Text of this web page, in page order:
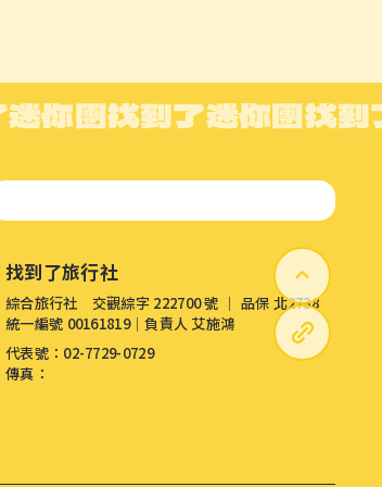
你團找到了迷你團找到
找到了旅行社
綜合旅行社 交觀綜字 222700 號 │ 品保 北2738
統一編號 00161819│負責人 艾施鴻
代表號：02-7729-0729
傳真：